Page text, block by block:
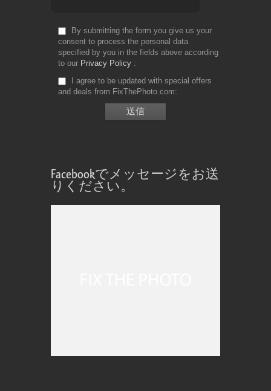
By submitting the form you give us your
consent to process the personal data
specified by you in the fields above according
to our Privacy Policy
I agree to be updated with special offers
and deals from FixThePhoto.com
Facebookでメッセージをお送
りください。